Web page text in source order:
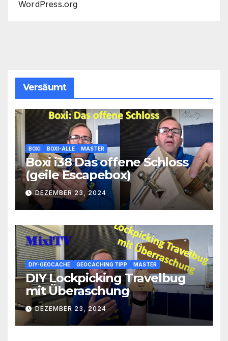
WordPress.org
Versäumt
BOXI BOXI-ALLE MASTER
Boxi i38 Das offene Schloss
(geile Escapebox)
DEZEMBER 23, 2024
DIY-GEOCACHE GEOCACHING TIPP MASTER
DIY Lockpicking Travelbug
mit Überaschung
DEZEMBER 23, 2024